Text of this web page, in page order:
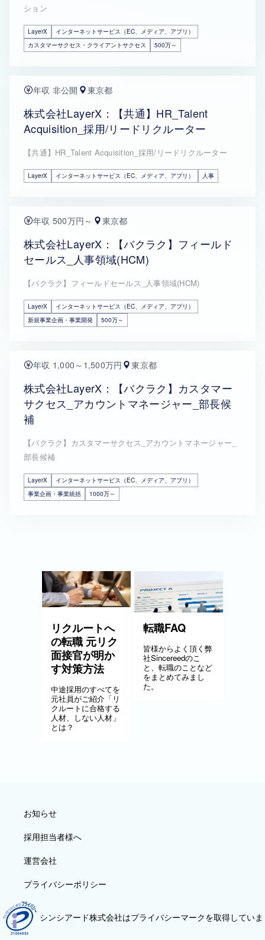
ション
LayerX
インターネットサービス（EC、メディア、アプリ）
カスタマーサクセス・クライアントサクセス
500万～
年収 非公開 東京都
株式会社LayerX：【共通】HR_Talent
Acquisition_採用/リードリクルーター
【共通】HR_Talent Acquisition_採用/リードリクルーター
LayerX インターネットサービス（EC、メディア、アプリ） 人事
年収 500万円～ 東京都
株式会社LayerX：【バクラク】フィールド
セールス_人事領域(HCM)
【バクラク】フィールドセールス_人事領域(HCM)
LayerX
インターネットサービス（EC、メディア、アプリ）
新規事業企画・事業開発
500万～
年収 1,000～1,500万円 東京都
株式会社LayerX：【バクラク】カスタマー
サクセス_アカウントマネージャー_部長候
補
【バクラク】カスタマーサクセス_アカウントマネージャー_
部長候補
LayerX
インターネットサービス（EC、メディア、アプリ）
事業企画・事業統括
1000万～
リクルートへ
の転職 元リク
面接官が明か
す対策方法
中途採用のすべてを
元社員がご紹介「リ
クルートに合格する
人材、しない人材」
とは？
転職FAQ
皆様からよく頂く弊
社Sincereedのこ
と、転職のことなど
をまとめてみまし
た。
お知らせ
採用担当者様へ
運営会社
プライバシーポリシー
シンシアード株式会社はプライバシーマークを取得していま